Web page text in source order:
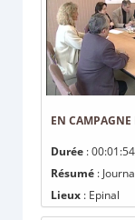
EN CAMPAGNE
Durée : 00:01:54
Résumé :
Lieux : Epinal